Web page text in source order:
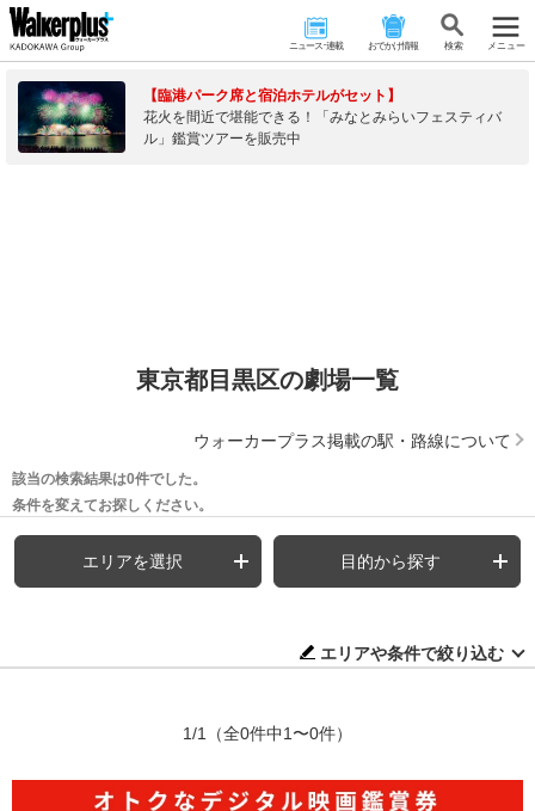
ニュース･連載 おでかけ情報 検 索 メニュー
【臨港パーク席と宿泊ホテルがセット】
花火を間近で堪能できる！「みなとみらいフェスティバ
ル」鑑賞ツアーを販売中
東京都目黒区の劇場一覧
ウォーカープラス掲載の駅・路線について
該当の検索結果は0件でした。
条件を変えてお探しください。
エリアを選択 目的から探す
エリアや条件で絞り込む
1/1 （全0件中1〜0件）